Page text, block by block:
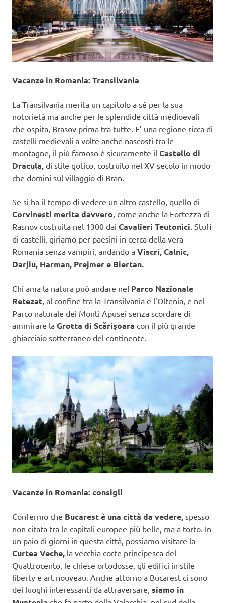
Vacanze in Romania: Transilvania
La Transilvania merita un capitolo a sé per la sua
notorietà ma anche per le splendide città medioevali
che ospita, Brasov prima tra tutte. E’ una regione ricca di
castelli medievali a volte anche nascosti tra le
montagne, il più famoso è sicuramente il Castello di
Dracula, di stile gotico, costruito nel XV secolo in modo
che domini sul villaggio di Bran.
Se si ha il tempo di vedere un altro castello, quello di
Corvinesti merita davvero, come anche la Fortezza di
Rasnov costruita nel 1300 dai Cavalieri Teutonici. Stufi
di castelli, giriamo per paesini in cerca della vera
Romania senza vampiri, andando a Viscri, Calnic,
Darjiu, Harman, Prejmer e Biertan.
Chi ama la natura può andare nel Parco Nazionale
Retezat, al confine tra la Transilvania e l’Oltenia, e nel
Parco naturale dei Monti Apusei senza scordare di
ammirare la Grotta di Scărişoara con il più grande
ghiacciaio sotterraneo del continente.
Vacanze in Romania: consigli
Confermo che Bucarest è una città da vedere, spesso
non citata tra le capitali europee più belle, ma a torto. In
un paio di giorni in questa città, possiamo visitare la
Curtea Veche, la vecchia corte principesca del
Quattrocento, le chiese ortodosse, gli edifici in stile
liberty e art nouveau. Anche attorno a Bucarest ci sono
dei luoghi interessanti da attraversare, siamo in